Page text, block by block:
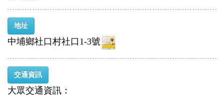
地址
中埔鄉社口村社口1-3號
交通資訊
大眾交通資訊：